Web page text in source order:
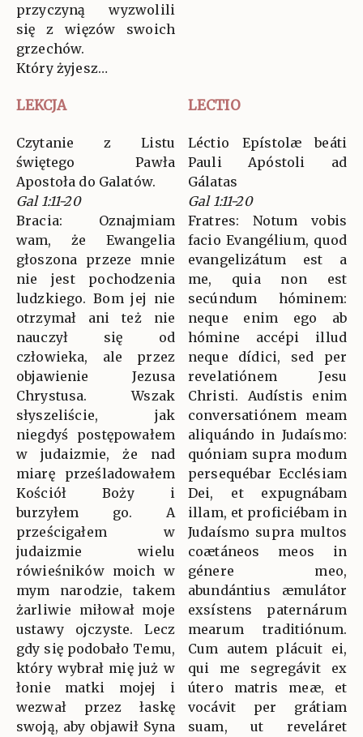
przyczyną wyzwolili
się z więzów swoich
grzechów.
Który żyjesz…
LEKCJA LECTIO
Czytanie z Listu
świętego Pawła
Apostoła do Galatów.
Gal 1:11-20
Bracia: Oznajmiam
wam, że Ewangelia
głoszona przeze mnie
nie jest pochodzenia
ludzkiego. Bom jej nie
otrzymał ani też nie
nauczył się od
człowieka, ale przez
objawienie Jezusa
Chrystusa. Wszak
słyszeliście, jak
niegdyś postępowałem
w judaizmie, że nad
miarę prześladowałem
Kościół Boży i
burzyłem go. A
prześcigałem w
judaizmie wielu
rówieśników moich w
mym narodzie, takem
żarliwie miłował moje
ustawy ojczyste. Lecz
gdy się podobało Temu,
który wybrał mię już w
łonie matki mojej i
wezwał przez łaskę
swoją, aby objawił Syna
Léctio Epístolæ beáti
Pauli Apóstoli ad
Gálatas
Gal 1:11-20
Fratres: Notum vobis
facio Evangélium, quod
evangelizátum est a
me, quia non est
secúndum hóminem:
neque enim ego ab
hómine accépi illud
neque dídici, sed per
revelatiónem Jesu
Christi. Audístis enim
conversatiónem meam
aliquándo in Judaísmo:
quóniam supra modum
persequébar Ecclésiam
Dei, et expugnábam
illam, et proficiébam in
Judaísmo supra multos
coætáneos meos in
génere meo,
abundántius æmulátor
exsístens paternárum
mearum traditiónum.
Cum autem plácuit ei,
qui me segregávit ex
útero matris meæ, et
vocávit per grátiam
suam, ut reveláret